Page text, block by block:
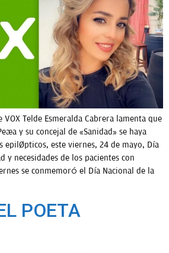
Telde Esmeralda Cabrera lamenta que
y su concejal de «Sanidad» se haya
epilépticos, este viernes, 24 de mayo, Día
y necesidades de los pacientes con
se conmemoró el Día Nacional de la
POETA